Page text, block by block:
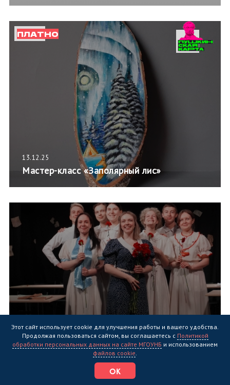
ПЛАТНО
13.12.25
Мастер-класс «Заполярный лис»
13.12.25
Показ спектакля «Фото на память»
Этот сайт использует cookie для улучшения работы и вашего удобства.
Продолжая пользоваться сайтом, вы соглашаетесь с Политикой
обработки персональных данных на сайте МГОУНБ и использованием
файлов cookie.
ОК